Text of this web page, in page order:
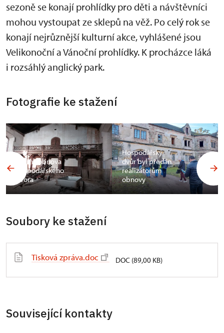
sezoně se konají prohlídky pro děti a návštěvníci
mohou vystoupat ze sklepů na věž. Po celý rok se
konají nejrůznější kulturní akce, vyhlášené jsou
Velikonoční a Vánoční prohlídky. K procházce láká
i rozsáhlý anglický park.
Fotografie ke stažení
Začíná obnova
hospodářského
dvora
Hospodářský
dvůr byl předán
realizátorům
obnovy
Soubory ke stažení
Tisková zpráva.doc DOC (89,00 KB)
Související kontakty